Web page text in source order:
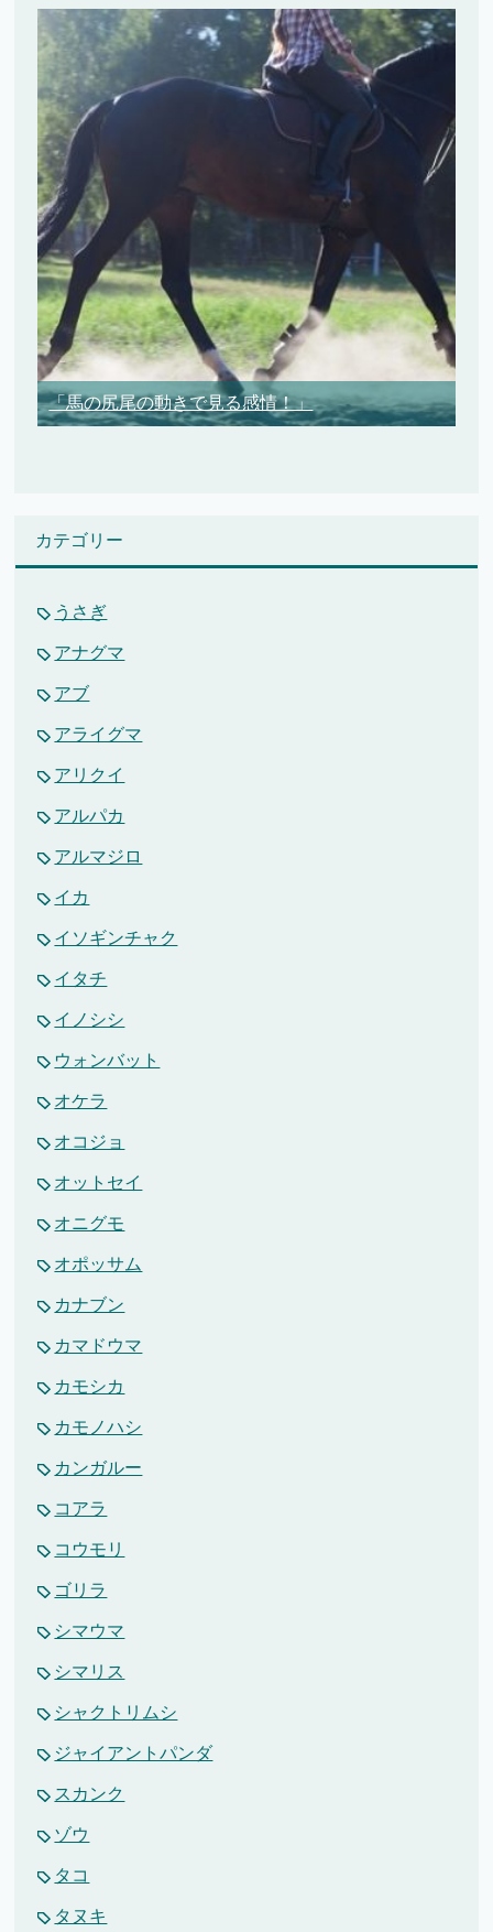
「馬の尻尾の動きで見る感情！」
カテゴリー
うさぎ
アナグマ
アブ
アライグマ
アリクイ
アルパカ
アルマジロ
イカ
イソギンチャク
イタチ
イノシシ
ウォンバット
オケラ
オコジョ
オットセイ
オニグモ
オポッサム
カナブン
カマドウマ
カモシカ
カモノハシ
カンガルー
コアラ
コウモリ
ゴリラ
シマウマ
シマリス
シャクトリムシ
ジャイアントパンダ
スカンク
ゾウ
タコ
タヌキ